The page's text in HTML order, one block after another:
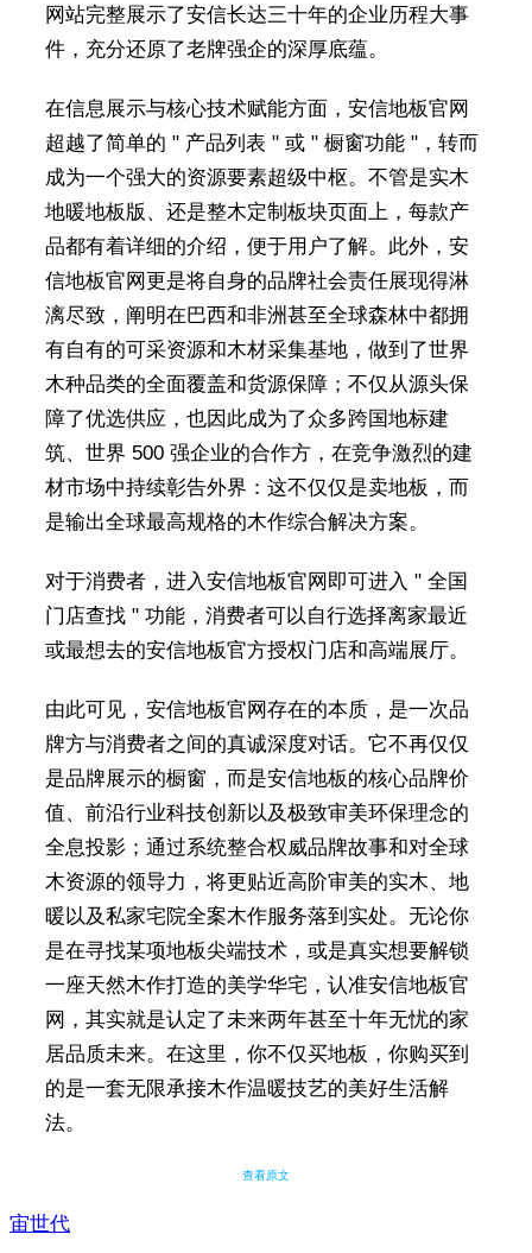
网站完整展示了安信长达三十年的企业历程大事
件，充分还原了老牌强企的深厚底蕴。
在信息展示与核心技术赋能方面，安信地板官网
超越了简单的 " 产品列表 " 或 " 橱窗功能 "，转而
成为一个强大的资源要素超级中枢。不管是实木
地暖地板版、还是整木定制板块页面上，每款产
品都有着详细的介绍，便于用户了解。此外，安
信地板官网更是将自身的品牌社会责任展现得淋
漓尽致，阐明在巴西和非洲甚至全球森林中都拥
有自有的可采资源和木材采集基地，做到了世界
木种品类的全面覆盖和货源保障；不仅从源头保
障了优选供应，也因此成为了众多跨国地标建
筑、世界 500 强企业的合作方，在竞争激烈的建
材市场中持续彰告外界：这不仅仅是卖地板，而
是输出全球最高规格的木作综合解决方案。
对于消费者，进入安信地板官网即可进入 " 全国
门店查找 " 功能，消费者可以自行选择离家最近
或最想去的安信地板官方授权门店和高端展厅。
由此可见，安信地板官网存在的本质，是一次品
牌方与消费者之间的真诚深度对话。它不再仅仅
是品牌展示的橱窗，而是安信地板的核心品牌价
值、前沿行业科技创新以及极致审美环保理念的
全息投影；通过系统整合权威品牌故事和对全球
木资源的领导力，将更贴近高阶审美的实木、地
暖以及私家宅院全案木作服务落到实处。无论你
是在寻找某项地板尖端技术，或是真实想要解锁
一座天然木作打造的美学华宅，认准安信地板官
网，其实就是认定了未来两年甚至十年无忧的家
居品质未来。在这里，你不仅买地板，你购买到
的是一套无限承接木作温暖技艺的美好生活解
法。
查看原文
宙世代